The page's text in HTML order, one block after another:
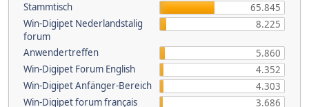
Stammtisch
65.845
Win-Digipet Nederlandstalig
forum
8.225
Anwendertreffen
5.860
Win-Digipet Forum English
4.352
Win-Digipet Anfänger-Bereich
4.303
Win-Digipet forum français
3.686